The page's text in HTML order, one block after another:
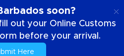
soon?
out your Online Customs
before your arrival.
Here